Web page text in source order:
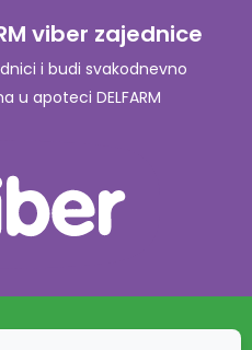
viber zajednice
i budi svakodnevno
u apoteci DELFARM